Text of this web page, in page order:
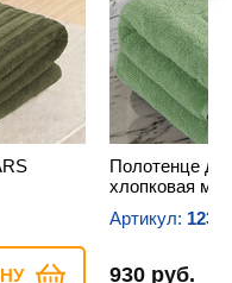
Полотенце
хлопковая
Артикул:
930 руб.